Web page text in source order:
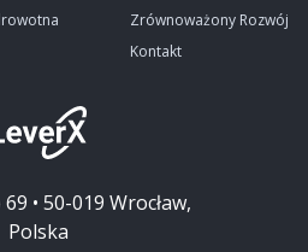
Zrównoważony Rozwój
Kontakt
• 50-019 Wrocław,
Polska